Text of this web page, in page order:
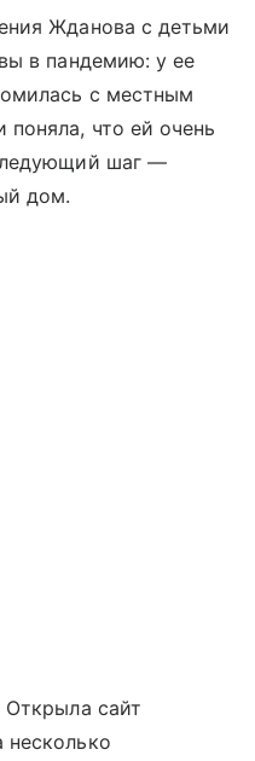
Жданова с детьми
в пандемию: у ее
с местным
что ей очень
шаг —
дом.
сайт